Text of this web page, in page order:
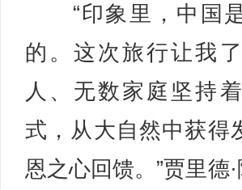
“印象里，中国是
的。这次旅行让我
人、无数家庭坚持
式，从大自然中获得
恩之心回馈。”贾里德